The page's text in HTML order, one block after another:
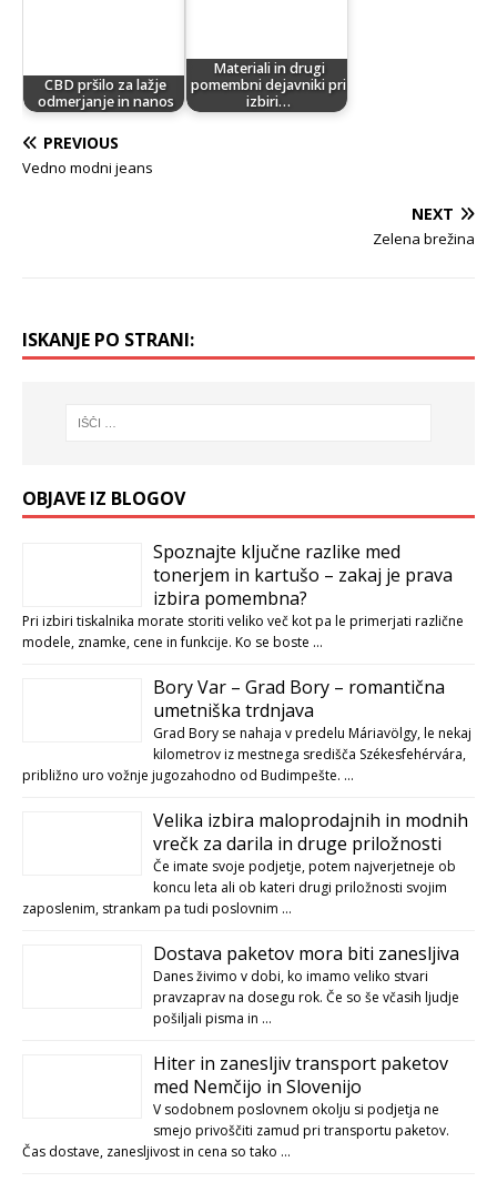
CBD pršilo za lažje
odmerjanje in nanos
Materiali in drugi
pomembni dejavniki pri
izbiri…
PREVIOUS
Vedno modni jeans
NEXT
Zelena brežina
ISKANJE PO STRANI:
OBJAVE IZ BLOGOV
Spoznajte ključne razlike med
tonerjem in kartušo – zakaj je prava
izbira pomembna?
Pri izbiri tiskalnika morate storiti veliko več kot pa le primerjati različne
modele, znamke, cene in funkcije. Ko se boste …
Bory Var – Grad Bory – romantična
umetniška trdnjava
Grad Bory se nahaja v predelu Máriavölgy, le nekaj
kilometrov iz mestnega središča Székesfehérvára,
približno uro vožnje jugozahodno od Budimpešte. …
Velika izbira maloprodajnih in modnih
vrečk za darila in druge priložnosti
Če imate svoje podjetje, potem najverjetneje ob
koncu leta ali ob kateri drugi priložnosti svojim
zaposlenim, strankam pa tudi poslovnim …
Dostava paketov mora biti zanesljiva
Danes živimo v dobi, ko imamo veliko stvari
pravzaprav na dosegu rok. Če so še včasih ljudje
pošiljali pisma in …
Hiter in zanesljiv transport paketov
med Nemčijo in Slovenijo
V sodobnem poslovnem okolju si podjetja ne
smejo privoščiti zamud pri transportu paketov.
Čas dostave, zanesljivost in cena so tako …